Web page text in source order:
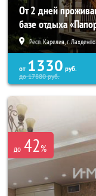
От 2 дней
базе отдыха
Респ. Карелия, г.
от 1330 руб.
до17880руб.
до 42%